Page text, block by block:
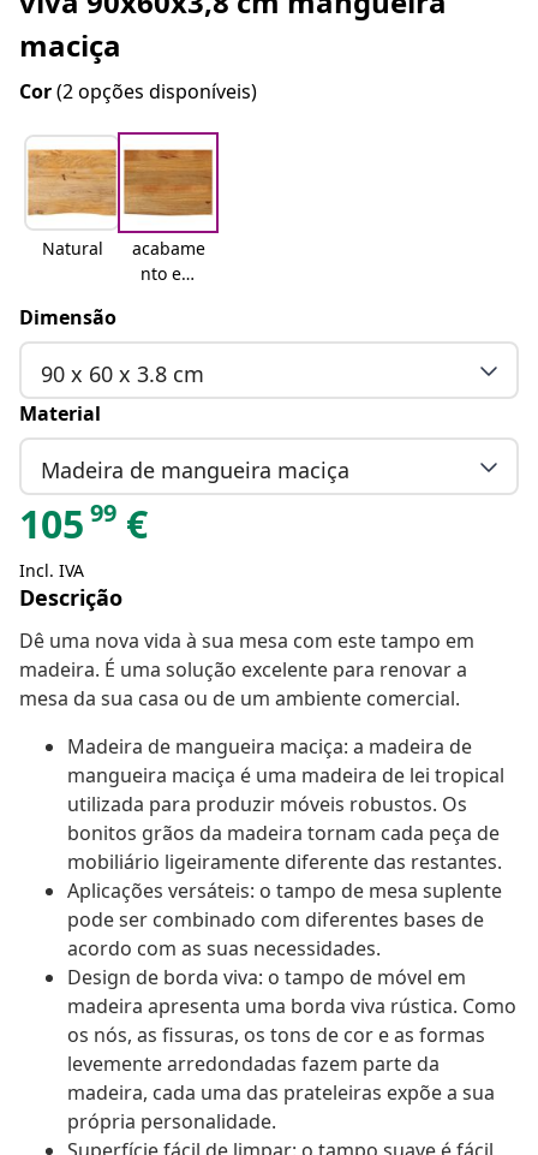
maciça
Cor(2 opções disponíveis)
Natural
acabame
nto em
Dimensão
90 x 60 x 3.8 cm
Material
Madeira de mangueira maciça
105 99 €
Incl. IVA
Descrição
Dê uma nova vida à sua mesa com este tampo em
madeira. É uma solução excelente para renovar a
mesa da sua casa ou de um ambiente comercial.
Madeira de mangueira maciça: a madeira de
mangueira maciça é uma madeira de lei tropical
utilizada para produzir móveis robustos. Os
bonitos grãos da madeira tornam cada peça de
mobiliário ligeiramente diferente das restantes.
Aplicações versáteis: o tampo de mesa suplente
pode ser combinado com diferentes bases de
acordo com as suas necessidades.
Design de borda viva: o tampo de móvel em
madeira apresenta uma borda viva rústica. Como
os nós, as fissuras, os tons de cor e as formas
levemente arredondadas fazem parte da
madeira, cada uma das prateleiras expõe a sua
própria personalidade.